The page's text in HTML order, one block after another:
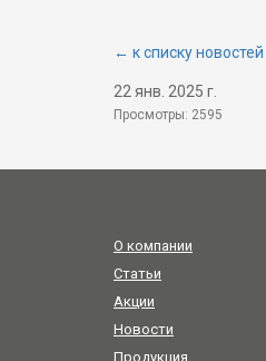
← к списку новостей
22 янв. 2025 г.
Просмотры: 2595
О компании
Статьи
Акции
Новости
Продукция